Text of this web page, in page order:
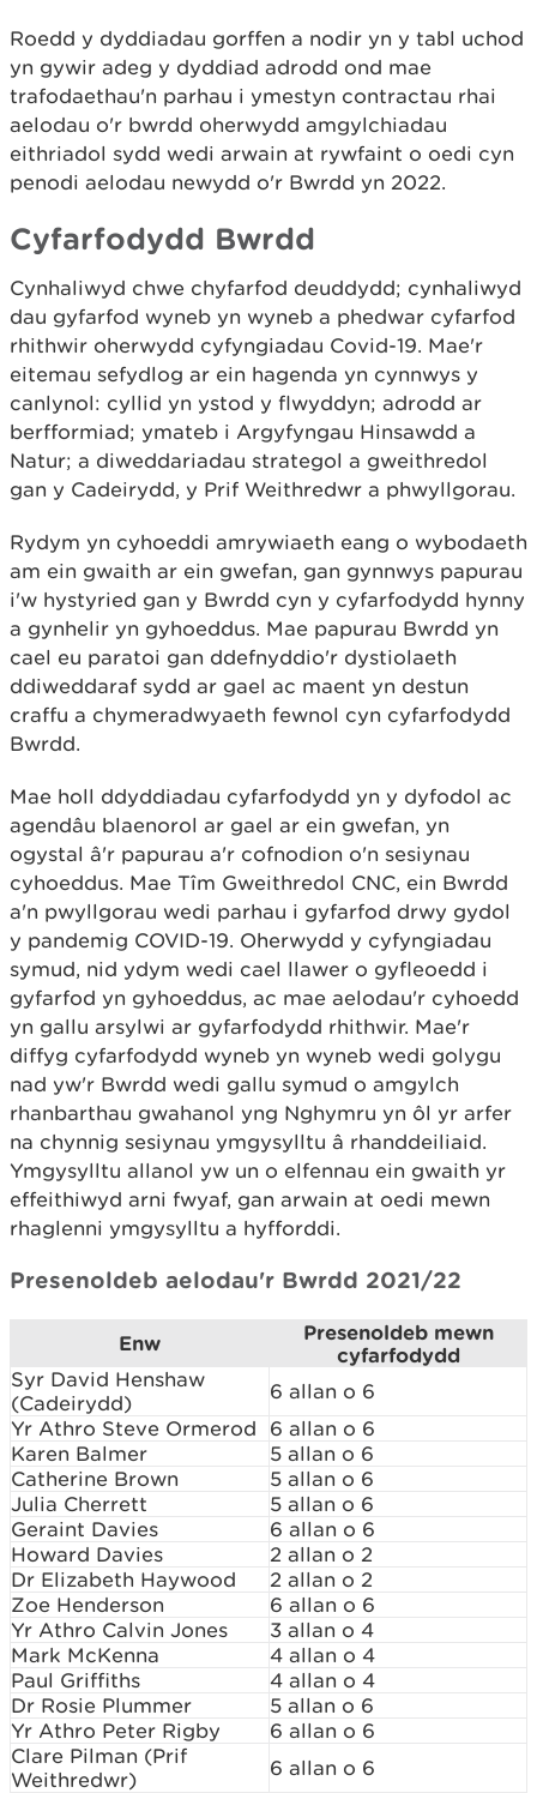
Roedd y dyddiadau gorffen a nodir yn y tabl uchod
yn gywir adeg y dyddiad adrodd ond mae
trafodaethau'n parhau i ymestyn contractau rhai
aelodau o'r bwrdd oherwydd amgylchiadau
eithriadol sydd wedi arwain at rywfaint o oedi cyn
penodi aelodau newydd o'r Bwrdd yn 2022.
Cyfarfodydd Bwrdd
Cynhaliwyd chwe chyfarfod deuddydd; cynhaliwyd
dau gyfarfod wyneb yn wyneb a phedwar cyfarfod
rhithwir oherwydd cyfyngiadau Covid-19. Mae'r
eitemau sefydlog ar ein hagenda yn cynnwys y
canlynol: cyllid yn ystod y flwyddyn; adrodd ar
berfformiad; ymateb i Argyfyngau Hinsawdd a
Natur; a diweddariadau strategol a gweithredol
gan y Cadeirydd, y Prif Weithredwr a phwyllgorau.
Rydym yn cyhoeddi amrywiaeth eang o wybodaeth
am ein gwaith ar ein gwefan, gan gynnwys papurau
i'w hystyried gan y Bwrdd cyn y cyfarfodydd hynny
a gynhelir yn gyhoeddus. Mae papurau Bwrdd yn
cael eu paratoi gan ddefnyddio'r dystiolaeth
ddiweddaraf sydd ar gael ac maent yn destun
craffu a chymeradwyaeth fewnol cyn cyfarfodydd
Bwrdd.
Mae holl ddyddiadau cyfarfodydd yn y dyfodol ac
agendâu blaenorol ar gael ar ein gwefan, yn
ogystal â'r papurau a'r cofnodion o'n sesiynau
cyhoeddus. Mae Tîm Gweithredol CNC, ein Bwrdd
a'n pwyllgorau wedi parhau i gyfarfod drwy gydol
y pandemig COVID-19. Oherwydd y cyfyngiadau
symud, nid ydym wedi cael llawer o gyfleoedd i
gyfarfod yn gyhoeddus, ac mae aelodau'r cyhoedd
yn gallu arsylwi ar gyfarfodydd rhithwir. Mae'r
diffyg cyfarfodydd wyneb yn wyneb wedi golygu
nad yw'r Bwrdd wedi gallu symud o amgylch
rhanbarthau gwahanol yng Nghymru yn ôl yr arfer
na chynnig sesiynau ymgysylltu â rhanddeiliaid.
Ymgysylltu allanol yw un o elfennau ein gwaith yr
effeithiwyd arni fwyaf, gan arwain at oedi mewn
rhaglenni ymgysylltu a hyfforddi.
Presenoldeb aelodau'r Bwrdd 2021/22
Enw
Presenoldeb mewn
cyfarfodydd
Syr David Henshaw
(Cadeirydd)
6 allan o 6
Yr Athro Steve Ormerod
6 allan o 6
Karen Balmer
5 allan o 6
Catherine Brown
5 allan o 6
Julia Cherrett
5 allan o 6
Geraint Davies
6 allan o 6
Howard Davies
2 allan o 2
Dr Elizabeth Haywood
2 allan o 2
Zoe Henderson
6 allan o 6
Yr Athro Calvin Jones
3 allan o 4
Mark McKenna
4 allan o 4
Paul Griffiths
4 allan o 4
Dr Rosie Plummer
5 allan o 6
Yr Athro Peter Rigby
6 allan o 6
Clare Pilman (Prif
Weithredwr)
6 allan o 6